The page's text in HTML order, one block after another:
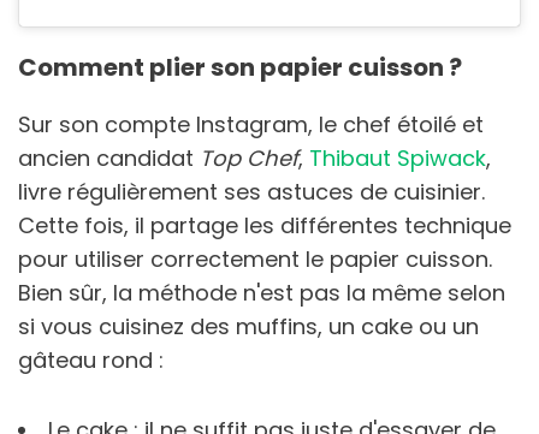
Comment plier son papier cuisson ?
Sur son compte Instagram, le chef étoilé et
ancien candidat Top Chef, Thibaut Spiwack,
livre régulièrement ses astuces de cuisinier.
Cette fois, il partage les différentes technique
pour utiliser correctement le papier cuisson.
Bien sûr, la méthode n'est pas la même selon
si vous cuisinez des muffins, un cake ou un
gâteau rond :